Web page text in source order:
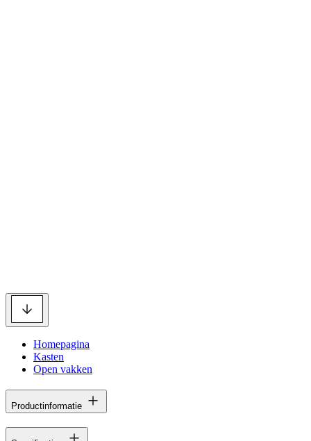
Homepagina
Kasten
Open vakken
Productinformatie